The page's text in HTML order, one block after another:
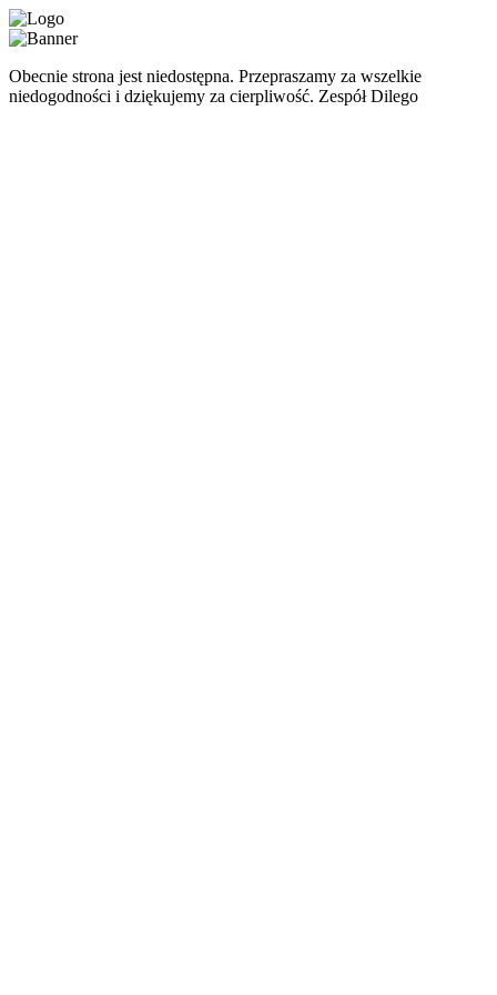
Obecnie strona jest niedostępna. Przepraszamy za wszelkie
niedogodności i dziękujemy za cierpliwość. Zespół Dilego